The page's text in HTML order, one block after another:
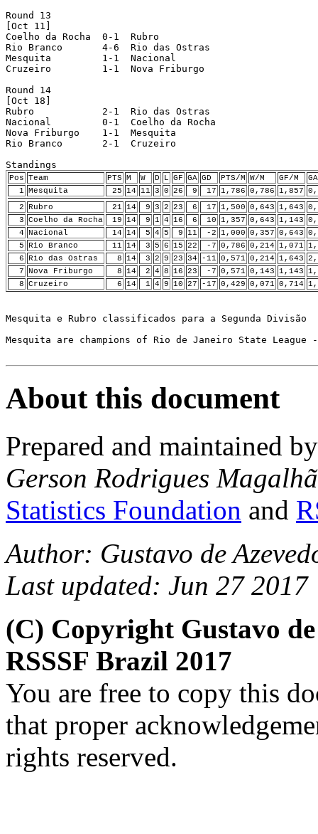
Round 13
[Oct 11]
Coelho da Rocha  0-1  Rubro
Rio Branco       4-6  Rio das Ostras
Mesquita         1-1  Nacional
Cruzeiro         1-1  Nova Friburgo
Round 14
[Oct 18]
Rubro            2-1  Rio das Ostras
Nacional         0-1  Coelho da Rocha
Nova Friburgo    1-1  Mesquita
Rio Branco       2-1  Cruzeiro
Pos Team PTS M W D L GF GA GD PTS/M W/M GF/M
1 Mesquita 25 14 11 3 0 26 9 17 1,786 0,786 1,857
2 Rubro 21 14 9 3 2 23 6 17 1,500 0,643 1,643
3 Coelho da Rocha 19 14 9 1 4 16 6 10 1,357 0,643 1,143
4 Nacional 14 14 5 4 5 9 11 -2 1,000 0,357 0,643
5 Rio Branco 11 14 3 5 6 15 22 -7 0,786 0,214 1,071
6 Rio das Ostras 8 14 3 2 9 23 34 -11 0,571 0,214 1,643
7 Nova Friburgo 8 14 2 4 8 16 23 -7 0,571 0,143 1,143
8 Cruzeiro 6 14 1 4 9 10 27 -17 0,429 0,071 0,714
Mesquita e Rubro classificados para a Segunda Divisão
Mesquita are champions of Rio de Janeiro State League
About this document
Prepared and maintained
Gerson Rodrigues
Statistics Foundation and
Author: Gustavo de
Last updated: Jun 27 2017
(C) Copyright Gustavo
RSSSF Brazil 2017
You are free to copy this
that proper
rights reserved.